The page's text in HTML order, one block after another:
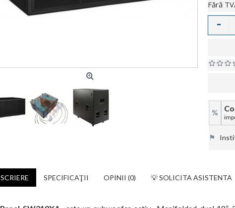
Fără
-
%
⚑
SPECIFICAŢII OPINII (0) 💡 SOLICITA ASISTENTA